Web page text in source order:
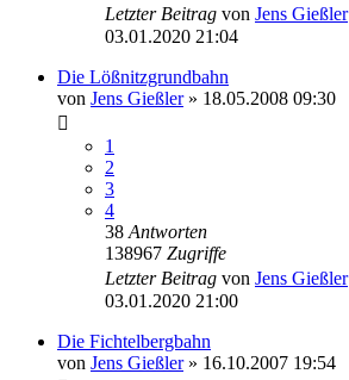
Letzter Beitrag von Jens Gießler
03.01.2020 21:04
Die Lößnitzgrundbahn
von Jens Gießler» 18.05.2008 09:30
1
2
3
4
38 Antworten
138967 Zugriffe
Letzter Beitrag von Jens Gießler
03.01.2020 21:00
Die Fichtelbergbahn
von Jens Gießler» 16.10.2007 19:54